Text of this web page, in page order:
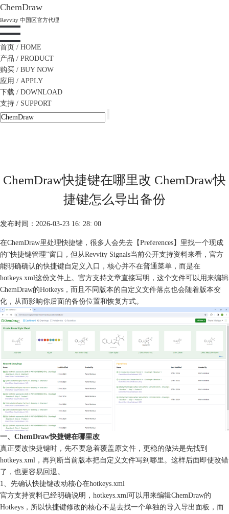
ChemDraw
Revvity 中国区官方代理
首页 / HOME
产品 / PRODUCT
购买 / BUY NOW
应用 / APPLY
下载 / DOWNLOAD
支持 / SUPPORT
ChemDraw快捷键在哪里改 ChemDraw快
捷键怎么导出备份
发布时间：2026-03-23 16: 28: 00
在ChemDraw里处理快捷键，很多人会先去【Preferences】里找一个现成
的“快捷键管理”窗口，但从Revvity Signals当前公开支持资料来看，官方
能明确确认的快捷键自定义入口，核心并不在普通菜单，而是在
hotkeys.xml这份文件上。官方支持文章直接写明，这个文件可以用来编辑
ChemDraw的Hotkeys，而且不同版本的自定义文件落点也会随着版本变
化，从而影响你后面的备份位置和恢复方式。
一、ChemDraw快捷键在哪里改
真正要改快捷键时，先不要急着覆盖原文件，更稳的做法是先找到
hotkeys.xml，再判断当前版本把自定义文件写到哪里。这样后面即使改错
了，也更容易回退。
1、先确认快捷键改动核心在hotkeys.xml
官方支持资料已经明确说明，hotkeys.xml可以用来编辑ChemDraw的
Hotkeys，所以快捷键修改的核心不是去找一个单独的导入导出面板，而